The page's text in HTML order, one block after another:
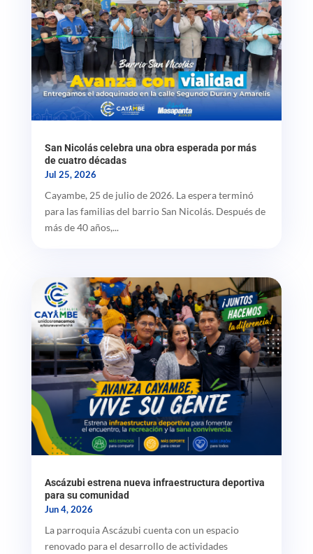
San Nicolás celebra una obra esperada por más
de cuatro décadas
Jul 25, 2026
Cayambe, 25 de julio de 2026. La espera terminó
para las familias del barrio San Nicolás. Después de
más de 40 años,...
Ascázubi estrena nueva infraestructura deportiva
para su comunidad
Jun 4, 2026
La parroquia Ascázubi cuenta con un espacio
renovado para el desarrollo de actividades